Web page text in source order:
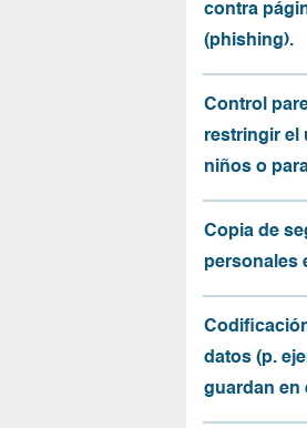
contra
(phishing).
Control
restringir el
niños o
Copia de
personales
datos (p.
guardan en